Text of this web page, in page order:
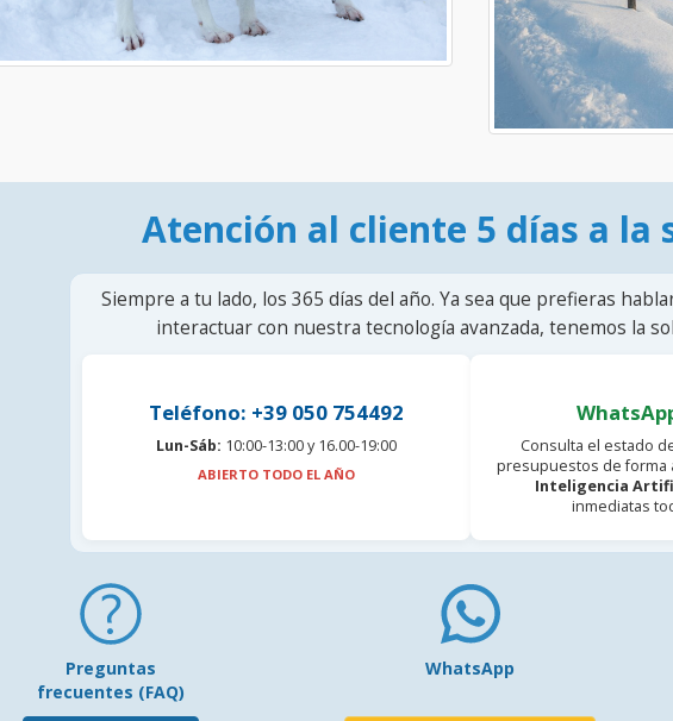
Atención al cliente 5 días a la
Siempre a tu lado, los 365 días del año. Ya sea que prefieras
interactuar con nuestra tecnología avanzada, tenemos la
Teléfono: +39 050 754492
Lun-Sáb: 10:00-13:00 y 16.00-19:00
ABIERTO TODO EL AÑO
Consulta el estado
presupuestos de forma
Inteligencia
inmediatas
Preguntas
frecuentes (FAQ)
WhatsApp